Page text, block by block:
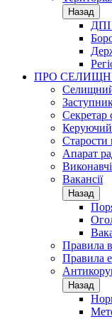
Назад
ДПІ
ПРО
Секретар
Керуючий
Старости
Апарат
Вакансії
Назад
Правила
Правила
Назад